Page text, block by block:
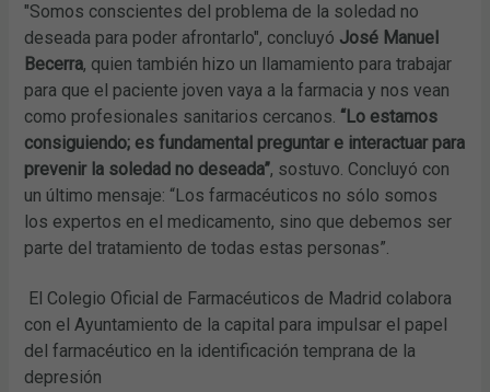
"Somos conscientes del problema de la soledad no
deseada para poder afrontarlo", concluyó José Manuel
Becerra, quien también hizo un llamamiento para trabajar
para que el paciente joven vaya a la farmacia y nos vean
como profesionales sanitarios cercanos. “Lo estamos
consiguiendo; es fundamental preguntar e interactuar para
prevenir la soledad no deseada”, sostuvo. Concluyó con
un último mensaje: “Los farmacéuticos no sólo somos
los expertos en el medicamento, sino que debemos ser
parte del tratamiento de todas estas personas”.
El Colegio Oficial de Farmacéuticos de Madrid colabora
con el Ayuntamiento de la capital para impulsar el papel
del farmacéutico en la identificación temprana de la
depresión